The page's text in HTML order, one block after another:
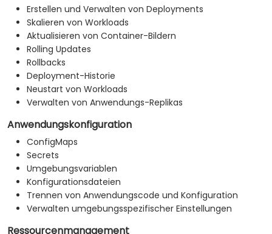
Erstellen und Verwalten von Deployments
Skalieren von Workloads
Aktualisieren von Container-Bildern
Rolling Updates
Rollbacks
Deployment-Historie
Neustart von Workloads
Verwalten von Anwendungs-Replikas
Anwendungskonfiguration
ConfigMaps
Secrets
Umgebungsvariablen
Konfigurationsdateien
Trennen von Anwendungscode und Konfiguration
Verwalten umgebungsspezifischer Einstellungen
Ressourcenmanagement